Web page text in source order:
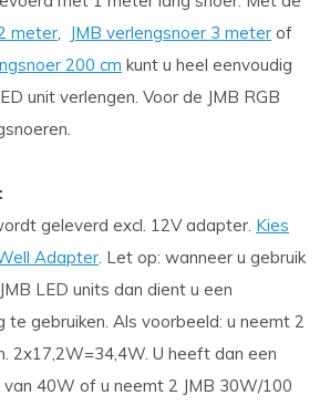
meter, JMB verlengsnoer 3 meter of
200 cm kunt u heel eenvoudig
unit verlengen. Voor de JMB RGB
geleverd excl. 12V adapter. Kies
Adapter. Let op: wanneer u gebruik
LED units dan dient u een
te gebruiken. Als voorbeeld: u neemt 2
2x17,2W=34,4W. U heeft dan een
40W of u neemt 2 JMB 30W/100